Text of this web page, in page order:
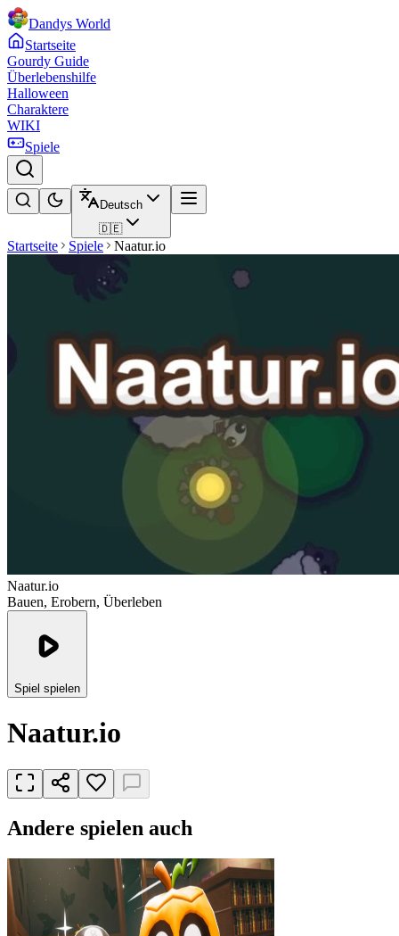
Dandys World
Startseite
Gourdy Guide
Überlebenshilfe
Halloween
Charaktere
WIKI
Spiele
Deutsch
🇩🇪
Startseite Spiele Naatur.io
Naatur.io
Bauen, Erobern, Überleben
Spiel spielen
Naatur.io
Andere spielen auch